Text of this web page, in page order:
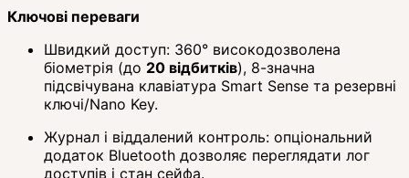
Ключові переваги
Швидкий доступ: 360° високодозволена
біометрія (до 20 відбитків), 8-значна
підсвічувана клавіатура Smart Sense та резервні
ключі/Nano Key.
Журнал і віддалений контроль: опціональний
додаток Bluetooth дозволяє переглядати лог
доступів і стан сейфа.